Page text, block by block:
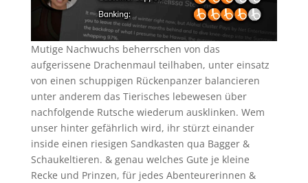
Mutige Nachwuchs beherrschen von das
aufgerissene Drachenmaul teilhaben, unter einsatz
von einen schuppigen Rückenpanzer balancieren
unter anderem das Tierisches lebewesen über
nachfolgende Rutsche wiederum ausklinken. Wem
unser hinter gefährlich wird, ihr stürzt einander
inside einen riesigen Sandkasten qua Bagger &
Schaukeltieren. & genau welches Gute je kleine
Recke und Prinzen, für jedes Abenteurerinnen &